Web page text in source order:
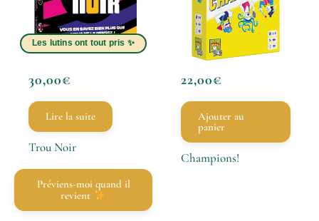
30,00€
Lire la suite
Trou Noir
Préviens-moi quand il
revient
22,00€
Ajouter au
panier
Champions!